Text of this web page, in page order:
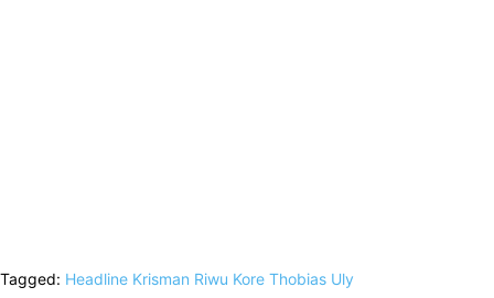
Tagged: Headline Krisman Riwu Kore Thobias Uly